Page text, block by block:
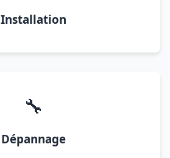
Installation
🔧
Dépannage